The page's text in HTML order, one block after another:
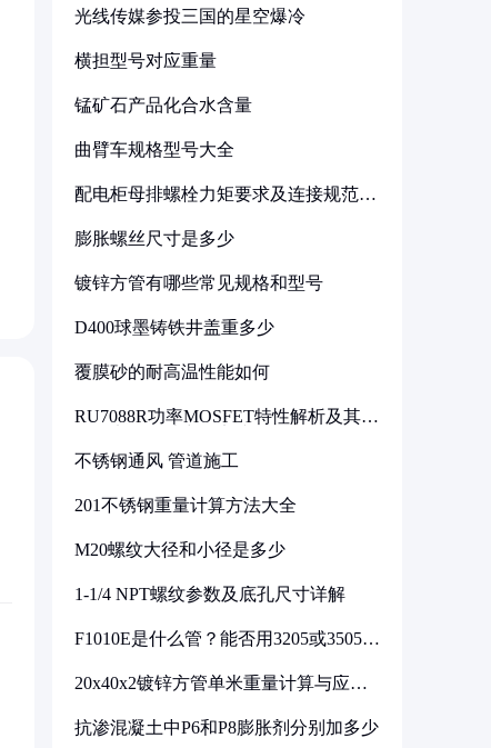
光线传媒参投三国的星空爆冷
横担型号对应重量
锰矿石产品化合水含量
曲臂车规格型号大全
配电柜母排螺栓力矩要求及连接规范详
膨胀螺丝尺寸是多少
镀锌方管有哪些常见规格和型号
D400球墨铸铁井盖重多少
覆膜砂的耐高温性能如何
RU7088R功率MOSFET特性解析及其在
不锈钢通风 管道施工
201不锈钢重量计算方法大全
M20螺纹大径和小径是多少
1-1/4 NPT螺纹参数及底孔尺寸详解
F1010E是什么管？能否用3205或3505代
20x40x2镀锌方管单米重量计算与应用
抗渗混凝土中P6和P8膨胀剂分别加多少